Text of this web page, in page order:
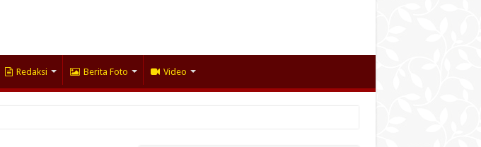
Redaksi Berita Foto Video